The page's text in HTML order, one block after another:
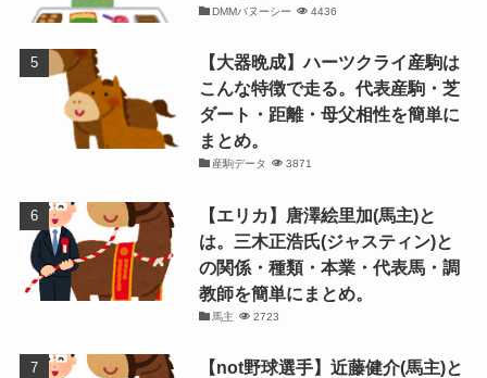
DMMバヌーシー 4436
【大器晩成】ハーツクライ産駒は
こんな特徴で走る。代表産駒・芝
ダート・距離・母父相性を簡単に
まとめ。
産駒データ 3871
【エリカ】唐澤絵里加(馬主)と
は。三木正浩氏(ジャスティン)と
の関係・種類・本業・代表馬・調
教師を簡単にまとめ。
馬主 2723
【not野球選手】近藤健介(馬主)と